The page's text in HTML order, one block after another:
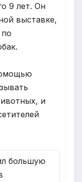
9 лет. Он
выставке,
и
большую